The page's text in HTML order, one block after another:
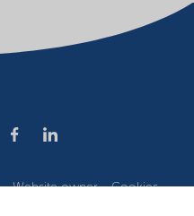
Website owner Cookies